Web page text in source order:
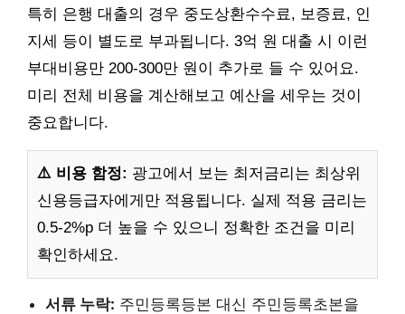
특히 은행 대출의 경우 중도상환수수료, 보증료, 인
지세 등이 별도로 부과됩니다. 3억 원 대출 시 이런
부대비용만 200-300만 원이 추가로 들 수 있어요.
미리 전체 비용을 계산해보고 예산을 세우는 것이
중요합니다.
⚠️ 비용 함정: 광고에서 보는 최저금리는 최상위
신용등급자에게만 적용됩니다. 실제 적용 금리는
0.5-2%p 더 높을 수 있으니 정확한 조건을 미리
확인하세요.
서류 누락: 주민등록등본 대신 주민등록초본을